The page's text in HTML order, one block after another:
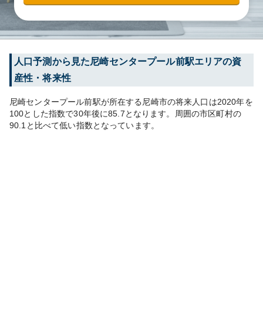
人口予測から見た尼崎センタープール前駅エリアの資
産性・将来性
尼崎センタープール前駅が所在する 尼崎市の将来人口は2020年を
100とした指数で30年後に85.7となります。
周囲の市区町村の
90.1 と比べて低い指数となっています。